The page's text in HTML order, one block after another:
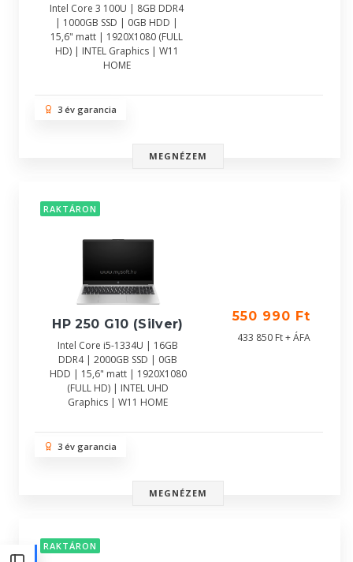
Intel Core 3 100U | 8GB DDR4
| 1000GB SSD | 0GB HDD |
15,6" matt | 1920X1080 (FULL
HD) | INTEL Graphics | W11
HOME
3 év garancia
MEGNÉZEM
RAKTÁRON
HP 250 G10 (Silver)
Intel Core i5-1334U | 16GB
DDR4 | 2000GB SSD | 0GB
HDD | 15,6" matt | 1920X1080
(FULL HD) | INTEL UHD
Graphics | W11 HOME
550 990 Ft
433 850 Ft + ÁFA
3 év garancia
MEGNÉZEM
RAKTÁRON